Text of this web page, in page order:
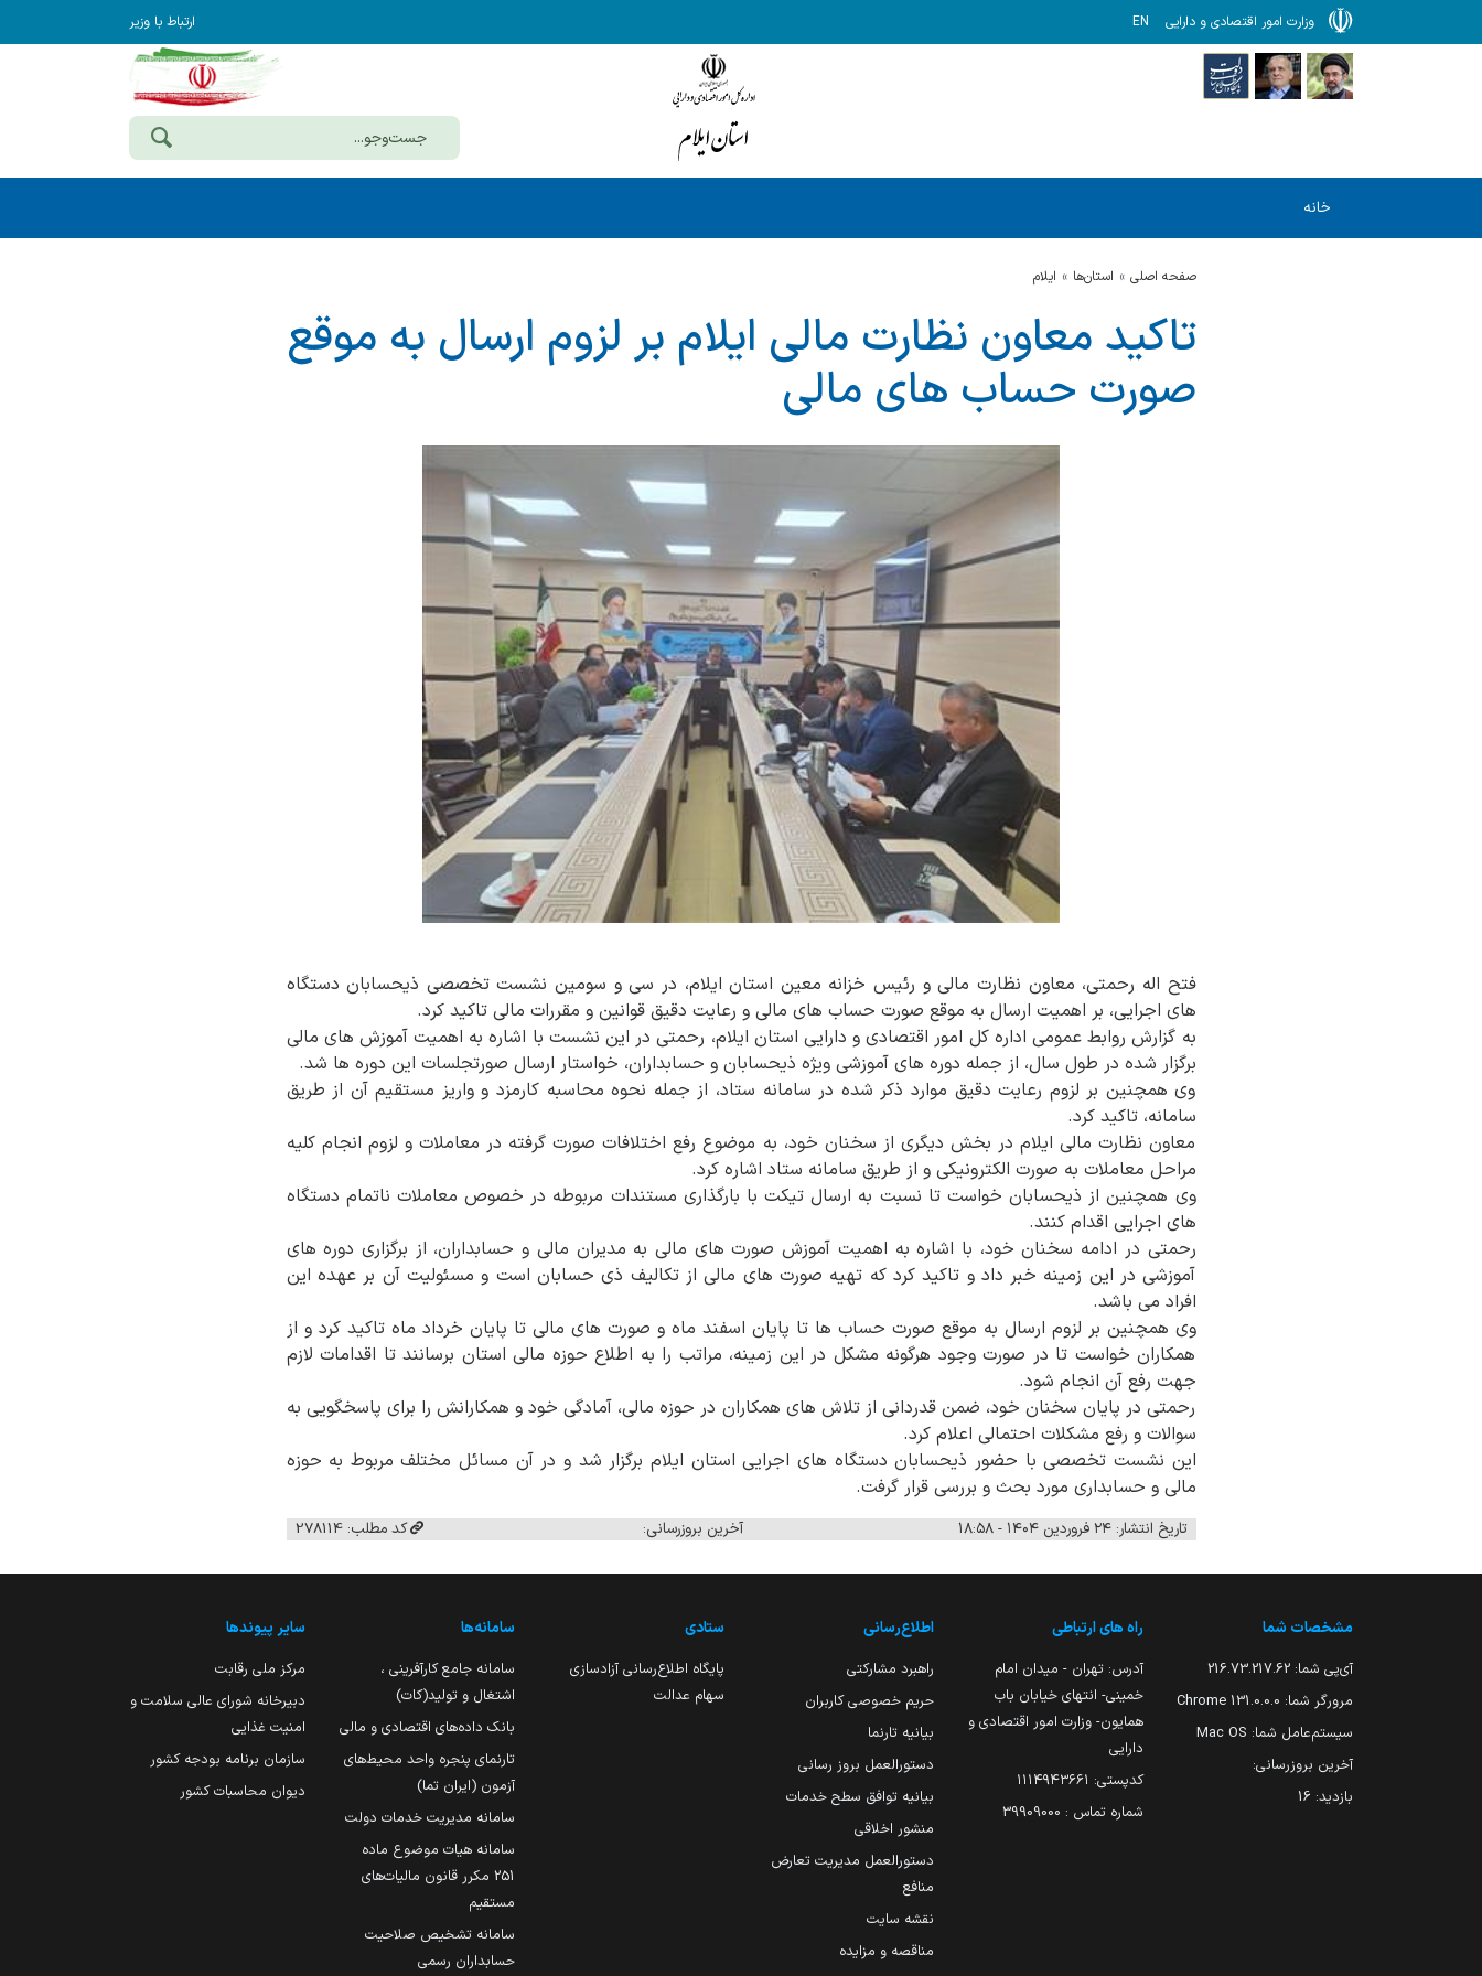
وزارت امور اقتصادی و دارایی EN ارتباط با وزیر
خانه
صفحه اصلی استان‌ها ایلام
تاكید معاون نظارت مالی ایلام بر لزوم ارسال به موقع
صورت حساب های مالی
فتح اله رحمتی، معاون نظارت مالی و رئیس خزانه معین استان ایلام، در سی و سومین نشست تخصصی ذیحسابان دستگاه
های اجرایی، بر اهمیت ارسال به موقع صورت حساب های مالی و رعایت دقیق قوانین و مقررات مالی تاکید کرد.
به گزارش روابط عمومی اداره کل امور اقتصادی و دارایی استان ایلام، رحمتی در این نشست با اشاره به اهمیت آموزش های مالی
برگزار شده در طول سال، از جمله دوره های آموزشی ویژه ذیحسابان و حسابداران، خواستار ارسال صورتجلسات این دوره ها شد.
وی همچنین بر لزوم رعایت دقیق موارد ذکر شده در سامانه ستاد، از جمله نحوه محاسبه کارمزد و واریز مستقیم آن از طریق
سامانه، تاکید کرد.
معاون نظارت مالی ایلام در بخش دیگری از سخنان خود، به موضوع رفع اختلافات صورت گرفته در معاملات و لزوم انجام کلیه
مراحل معاملات به صورت الکترونیکی و از طریق سامانه ستاد اشاره کرد.
وی همچنین از ذیحسابان خواست تا نسبت به ارسال تیکت با بارگذاری مستندات مربوطه در خصوص معاملات ناتمام دستگاه
های اجرایی اقدام کنند.
رحمتی در ادامه سخنان خود، با اشاره به اهمیت آموزش صورت های مالی به مدیران مالی و حسابداران، از برگزاری دوره های
آموزشی در این زمینه خبر داد و تاکید کرد که تهیه صورت های مالی از تکالیف ذی حسابان است و مسئولیت آن بر عهده این
افراد می باشد.
وی همچنین بر لزوم ارسال به موقع صورت حساب ها تا پایان اسفند ماه و صورت های مالی تا پایان خرداد ماه تاکید کرد و از
همکاران خواست تا در صورت وجود هرگونه مشکل در این زمینه، مراتب را به اطلاع حوزه مالی استان برسانند تا اقدامات لازم
جهت رفع آن انجام شود.
رحمتی در پایان سخنان خود، ضمن قدردانی از تلاش های همکاران در حوزه مالی، آمادگی خود و همکارانش را برای پاسخگویی به
سوالات و رفع مشکلات احتمالی اعلام کرد.
این نشست تخصصی با حضور ذیحسابان دستگاه های اجرایی استان ایلام برگزار شد و در آن مسائل مختلف مربوط به حوزه
مالی و حسابداری مورد بحث و بررسی قرار گرفت.
تاریخ انتشار: ۲۴ فروردین ۱۴۰۴ - ۱۸:۵۸ آخرین بروزرسانی: کد مطلب: 278114
مشخصات شما
آی‌پی شما: 216.73.217.62
مرورگر شما: 131.0.0.0 Chrome
سیستم‌عامل شما: Mac OS
آخرین بروزرسانی:
بازدید: 16
راه های ارتباطی
آدرس: تهران - میدان امام
خمینی- انتهای خیابان باب
همایون- وزارت امور اقتصادی و
دارایی
کدپستی: ۱۱۱۴۹۴۳۶۶۱
شماره تماس : 39909000
اطلاع‌رسانی
راهبرد مشارکتی
حریم خصوصی کاربران
بیانیه تارنما
دستورالعمل بروز رسانی
بیانیه توافق سطح خدمات
منشور اخلاقی
دستورالعمل مدیریت تعارض
منافع
نقشه سایت
مناقصه و مزایده
ستادی
پایگاه اطلاع‌رسانی آزادسازی
سهام عدالت
سامانه‌ها
سامانه جامع کارآفرینی ،
اشتغال و تولید(کات)
بانک داده‌های اقتصادی و مالی
تارنمای پنجره واحد محیط‌های
آزمون (ایران تما)
سامانه مدیریت خدمات دولت
سامانه هیات موضوع ماده
251 مکرر قانون مالیات‌های
مستقیم
سامانه تشخیص صلاحیت
حسابداران رسمی
سایر پیوندها
مرکز ملی رقابت
دبیرخانه شورای عالی سلامت و
امنیت غذایی
سازمان برنامه بودجه کشور
دیوان محاسبات کشور